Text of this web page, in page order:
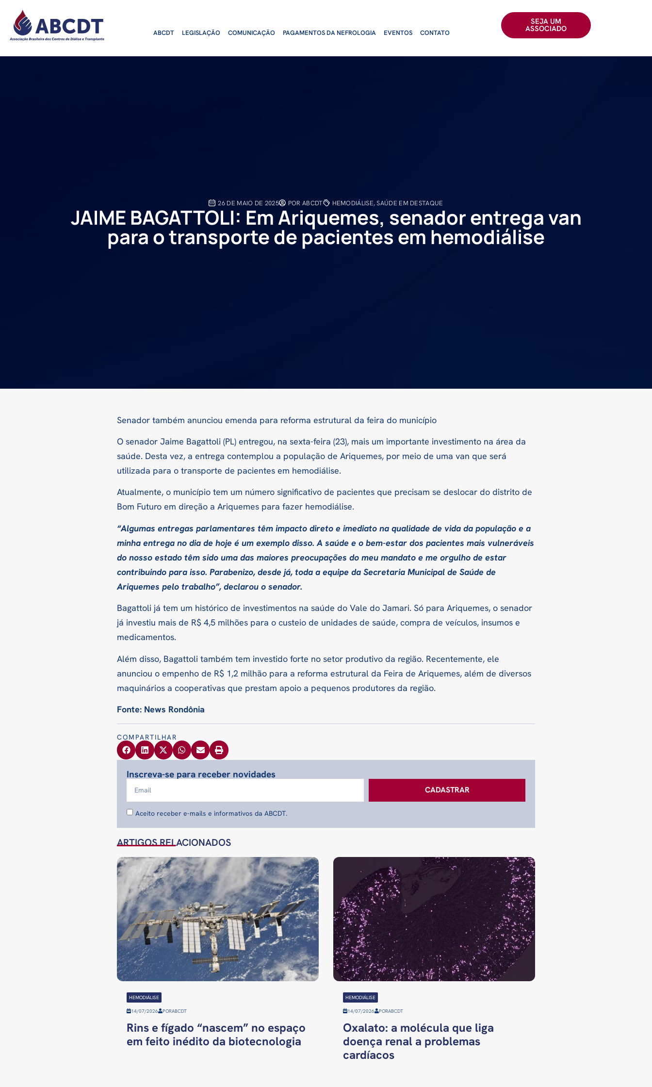
conteúdo
ABCDT LEGISLAÇÃO COMUNICAÇÃO PAGAMENTOS DA NEFROLOGIA EVENTOS CONTATO
SEJA UM
ASSOCIADO
26 DE MAIO DE 2025 POR ABCDT HEMODIÁLISE,SAÚDE EM DESTAQUE
JAIME BAGATTOLI: Em Ariquemes, senador entrega van
para o transporte de pacientes em hemodiálise
Senador também anunciou emenda para reforma estrutural da feira do município
O senador Jaime Bagattoli (PL) entregou, na sexta-feira (23), mais um importante investimento na área da
saúde. Desta vez, a entrega contemplou a população de Ariquemes, por meio de uma van que será
utilizada para o transporte de pacientes em hemodiálise.
Atualmente, o município tem um número significativo de pacientes que precisam se deslocar do distrito de
Bom Futuro em direção a Ariquemes para fazer hemodiálise.
“Algumas entregas parlamentares têm impacto direto e imediato na qualidade de vida da população e a
minha entrega no dia de hoje é um exemplo disso. A saúde e o bem-estar dos pacientes mais vulneráveis
do nosso estado têm sido uma das maiores preocupações do meu mandato e me orgulho de estar
contribuindo para isso. Parabenizo, desde já, toda a equipe da Secretaria Municipal de Saúde de
Ariquemes pelo trabalho”, declarou o senador.
Bagattoli já tem um histórico de investimentos na saúde do Vale do Jamari. Só para Ariquemes, o senador
já investiu mais de R$ 4,5 milhões para o custeio de unidades de saúde, compra de veículos, insumos e
medicamentos.
Além disso, Bagattoli também tem investido forte no setor produtivo da região. Recentemente, ele
anunciou o empenho de R$ 1,2 milhão para a reforma estrutural da Feira de Ariquemes, além de diversos
maquinários a cooperativas que prestam apoio a pequenos produtores da região.
Fonte: News Rondônia
COMPARTILHAR
Inscreva-se para receber novidades
Aceito receber e-mails e informativos da ABCDT.
CADASTRAR
ARTIGOS RELACIONADOS
HEMODIÁLISE
14/07/2026 PORABCDT
Rins e fígado “nascem” no espaço
em feito inédito da biotecnologia
HEMODIÁLISE
14/07/2026 PORABCDT
Oxalato: a molécula que liga
doença renal a problemas
cardíacos